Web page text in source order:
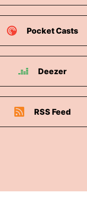
Pocket Casts
Deezer
RSS Feed